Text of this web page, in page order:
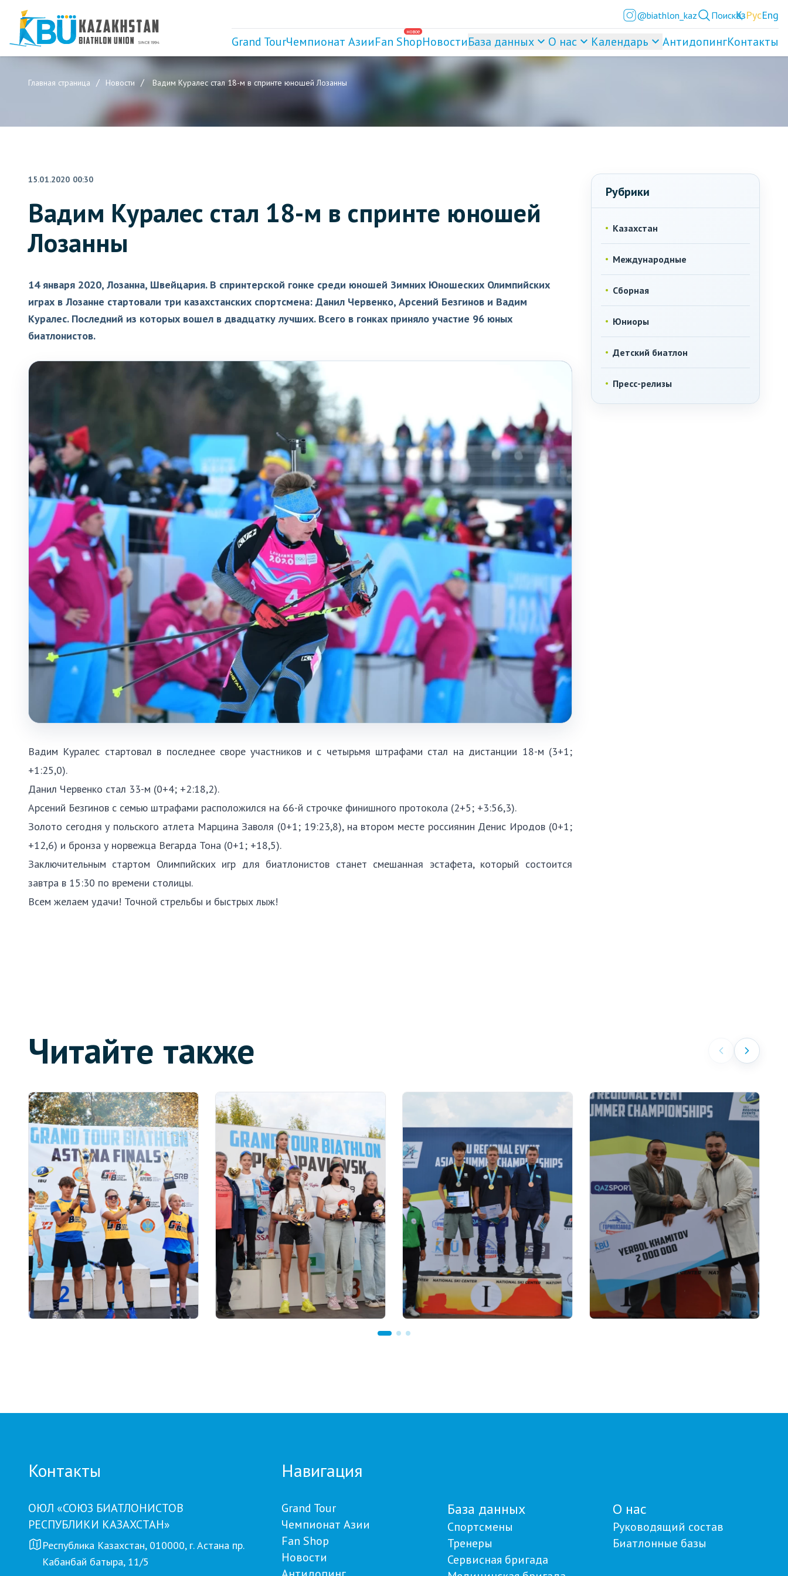
@biathlon_kaz ПоискҚазРусEng
Grand TourЧемпионат Азии
новое
Fan ShopНовостиБаза данных О нас Календарь АнтидопингКонтакты
Главная страница Новости Вадим Куралес стал 18-м в спринте юношей Лозанны
15.01.2020 00:30
Вадим Куралес стал 18-м в спринте юношей
Лозанны
14 января 2020, Лозанна, Швейцария. В спринтерской гонке среди юношей Зимних Юношеских Олимпийских
играх в Лозанне стартовали три казахстанских спортсмена: Данил Червенко, Арсений Безгинов и Вадим
Куралес. Последний из которых вошел в двадцатку лучших. Всего в гонках приняло участие 96 юных
биатлонистов.
Вадим Куралес стартовал в последнее своре участников и с четырьмя штрафами стал на дистанции 18-м (3+1;
+1:25,0).
Данил Червенко стал 33-м (0+4; +2:18,2).
Арсений Безгинов с семью штрафами расположился на 66-й строчке финишного протокола (2+5; +3:56,3).
Золото сегодня у польского атлета Марцина Заволя (0+1; 19:23,8), на втором месте россиянин Денис Иродов (0+1;
+12,6) и бронза у норвежца Вегарда Тона (0+1; +18,5).
Заключительным стартом Олимпийских игр для биатлонистов станет смешанная эстафета, который состоится
завтра в 15:30 по времени столицы.
Всем желаем удачи! Точной стрельбы и быстрых лыж!
Рубрики
Казахстан
Международные
Сборная
Юниоры
Детский биатлон
Пресс-релизы
Читайте также
Ерболу Хамитову и его
Контакты
ОЮЛ «СОЮЗ БИАТЛОНИСТОВ
РЕСПУБЛИКИ КАЗАХСТАН»
Республика Казахстан, 010000, г. Астана пр.
Кабанбай батыра, 11/5
Навигация
Grand Tour
Чемпионат Азии
Fan Shop
Новости
База данных
Спортсмены
Тренеры
Сервисная бригада
О нас
Руководящий состав
Биатлонные базы